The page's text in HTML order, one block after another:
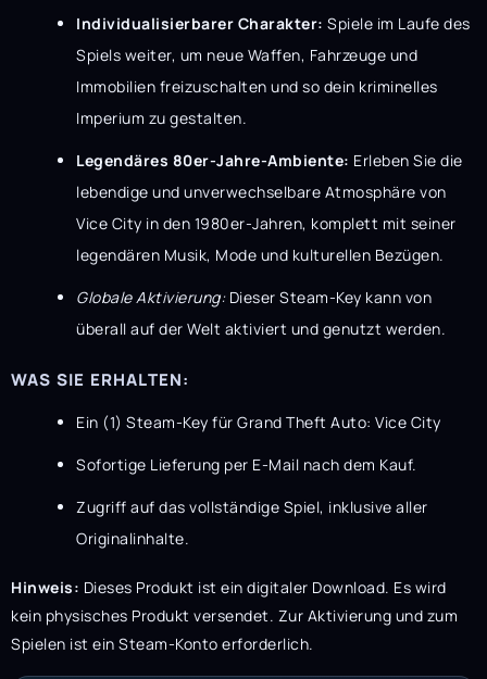
Individualisierbarer Charakter: Spiele im Laufe des
Spiels weiter, um neue Waffen, Fahrzeuge und
Immobilien freizuschalten und so dein kriminelles
Imperium zu gestalten.
Legendäres 80er-Jahre-Ambiente: Erleben Sie die
lebendige und unverwechselbare Atmosphäre von
Vice City in den 1980er-Jahren, komplett mit seiner
legendären Musik, Mode und kulturellen Bezügen.
Globale Aktivierung:Dieser Steam-Key kann von
überall auf der Welt aktiviert und genutzt werden.
WAS SIE ERHALTEN:
Ein (1) Steam-Key für Grand Theft Auto: Vice City
Sofortige Lieferung per E-Mail nach dem Kauf.
Zugriff auf das vollständige Spiel, inklusive aller
Originalinhalte.
Hinweis: Dieses Produkt ist ein digitaler Download. Es wird
kein physisches Produkt versendet. Zur Aktivierung und zum
Spielen ist ein Steam-Konto erforderlich.